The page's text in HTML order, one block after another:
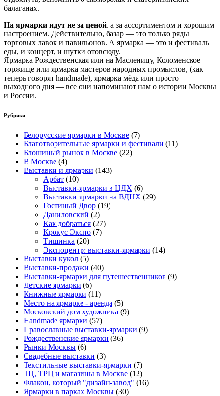
балаганах.
На ярмарки идут не за ценой, а за ассортиментом и хорошим
настроением. Действительно, базар — это только ряды
торговых лавок и павильонов. А ярмарка — это и фестиваль
еды, и концерт, и шутки отовсюду.
Ярмарка Рождественская или на Масленицу, Коломенское
торжище или ярмарка мастеров народных промыслов, (как
теперь говорят handmade), ярмарка мёда или просто
выходного дня — все они напоминают нам о истории Москвы
и России.
Рубрики
Белорусские ярмарки в Москве (7)
Благотворительные ярмарки и фестивали (11)
Блошиный рынок в Москве (22)
В Москве (4)
Выставки и ярмарки (143)
Арбат (10)
Выставки-ярмарки в ЦДХ (6)
Выставки-ярмарки на ВДНХ (29)
Гостиный Двор (19)
Даниловский (2)
Как добраться (27)
Крокус Экспо (7)
Тишинка (20)
Экспоцентр: выставки-ярмарки (14)
Выставки кукол (5)
Выставки-продажи (40)
Выставки-ярмарки для путешественников (9)
Детские ярмарки (6)
Книжные ярмарки (11)
Место на ярмарке - аренда (5)
Московский дом художника (9)
Нandmade ярмарки (57)
Православные выставки-ярмарки (9)
Рождественские ярмарки (36)
Рынки Москвы (6)
Свадебные выставки (3)
Текстильные выставки-ярмарки (7)
ТЦ, ТРЦ и магазины в Москве (12)
Флакон, который "дизайн-завод" (16)
Ярмарки в парках Москвы (30)